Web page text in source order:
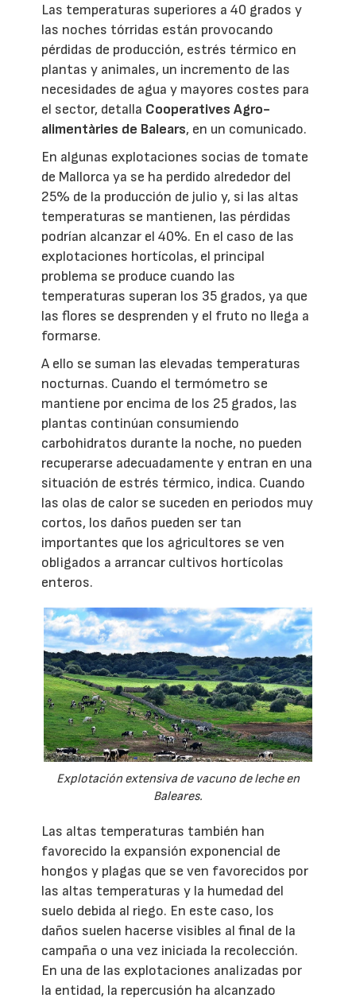
Las temperaturas superiores a 40 grados y
las noches tórridas están provocando
pérdidas de producción, estrés térmico en
plantas y animales, un incremento de las
necesidades de agua y mayores costes para
el sector, detalla Cooperatives Agro-
alimentàries de Balears, en un comunicado.
En algunas explotaciones socias de tomate
de Mallorca ya se ha perdido alrededor del
25% de la producción de julio y, si las altas
temperaturas se mantienen, las pérdidas
podrían alcanzar el 40%. En el caso de las
explotaciones hortícolas, el principal
problema se produce cuando las
temperaturas superan los 35 grados, ya que
las flores se desprenden y el fruto no llega a
formarse.
A ello se suman las elevadas temperaturas
nocturnas. Cuando el termómetro se
mantiene por encima de los 25 grados, las
plantas continúan consumiendo
carbohidratos durante la noche, no pueden
recuperarse adecuadamente y entran en una
situación de estrés térmico, indica. Cuando
las olas de calor se suceden en periodos muy
cortos, los daños pueden ser tan
importantes que los agricultores se ven
obligados a arrancar cultivos hortícolas
enteros.
Explotación extensiva de vacuno de leche en
Baleares.
Las altas temperaturas también han
favorecido la expansión exponencial de
hongos y plagas que se ven favorecidos por
las altas temperaturas y la humedad del
suelo debida al riego. En este caso, los
daños suelen hacerse visibles al final de la
campaña o una vez iniciada la recolección.
En una de las explotaciones analizadas por
la entidad, la repercusión ha alcanzado